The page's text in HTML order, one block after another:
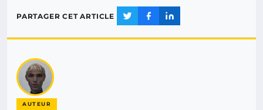
PARTAGER CET ARTICLE
AUTEUR